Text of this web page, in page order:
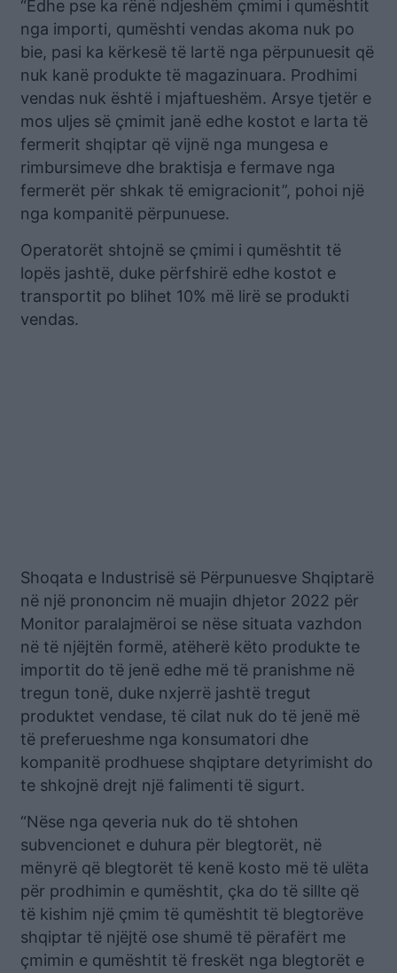
“Edhe pse ka rënë ndjeshëm çmimi i qumështit
nga importi, qumështi vendas akoma nuk po
bie, pasi ka kërkesë të lartë nga përpunuesit që
nuk kanë produkte të magazinuara. Prodhimi
vendas nuk është i mjaftueshëm. Arsye tjetër e
mos uljes së çmimit janë edhe kostot e larta të
fermerit shqiptar që vijnë nga mungesa e
rimbursimeve dhe braktisja e fermave nga
fermerët për shkak të emigracionit”, pohoi një
nga kompanitë përpunuese.
Operatorët shtojnë se çmimi i qumështit të
lopës jashtë, duke përfshirë edhe kostot e
transportit po blihet 10% më lirë se produkti
vendas.
Shoqata e Industrisë së Përpunuesve Shqiptarë
në një prononcim në muajin dhjetor 2022 për
Monitor paralajmëroi se nëse situata vazhdon
në të njëjtën formë, atëherë këto produkte te
importit do të jenë edhe më të pranishme në
tregun tonë, duke nxjerrë jashtë tregut
produktet vendase, të cilat nuk do të jenë më
të preferueshme nga konsumatori dhe
kompanitë prodhuese shqiptare detyrimisht do
te shkojnë drejt një falimenti të sigurt.
“Nëse nga qeveria nuk do të shtohen
subvencionet e duhura për blegtorët, në
mënyrë që blegtorët të kenë kosto më të ulëta
për prodhimin e qumështit, çka do të sillte që
të kishim një çmim të qumështit të blegtorëve
shqiptar të njëjtë ose shumë të përafërt me
çmimin e qumështit të freskët nga blegtorët e